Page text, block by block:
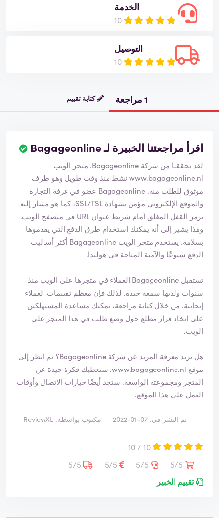
الخدمة
10
التوصيل
10
1 مراجعة كتابة تقييم
اقرأ مراجعتنا الخبيرة لـ Bagageonline
ت
لقد تحققنا من شركة Bagageonline. متجر الويب
www.bagageonline.nl نشط منذ وقت طويل وهو طرف
موثوق للطلب منه. Bagageonline عضو في غرفة التجارة
والموقع الإلكتروني مؤمن بشهادة SSL/TSL، كما هو مشار إليه
برمز القفل المغلق أمام شريط عنوان URL في متصفح الويب.
وهذا يشير إلى أنه يمكنك استخدام طرق الدفع التي يقدموها
بسلامة. يستخدم متجر الويب Bagageonline أكثر أساليب
الدفع شيوعًا والآمنة المتاحة في هولندا.
تستقبل Bagageonline العملاء في متجرها على الويب منذ
سنوات ولديها سمعة جيدة. لذلك فإن معظم تقييمات العملاء
إيجابية. من خلال كتابة مراجعة، يمكنك مساعدة المستهلكين
على اتخاذ قرار مطلع حول وضع طلب في هذا المتجر على
الويب.
هل تريد معرفة المزيد عن شركة Bagageonline؟ ثم انظر إلى
موقع www.bagageonline.nl . ستعطيك فكرة جيدة عن
المتجر ومجموعته الواسعة. ستجد أيضًا خيارات الاتصال وأوقات
العمل على هذا الموقع.
تم النشر في: 07-01-2022 مكتوب بواسطة: ReviewXL
10 / 10
تقييم الخبير